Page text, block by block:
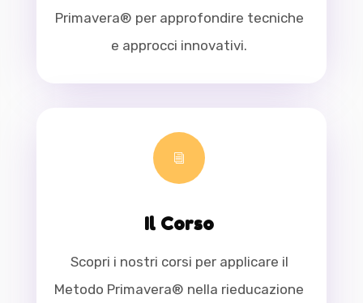
Primavera® per approfondire tecniche
e approcci innovativi.
i
Il Corso
Scopri i nostri corsi per applicare il
Metodo Primavera® nella rieducazione